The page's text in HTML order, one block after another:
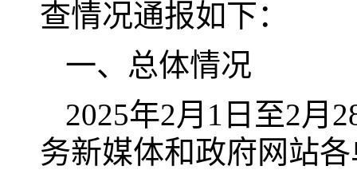
查情况通报如下：
一、总体情况
2025年2月1日至2月
务新媒体和政府网站